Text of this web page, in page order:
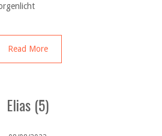
Read More
Elias (5)